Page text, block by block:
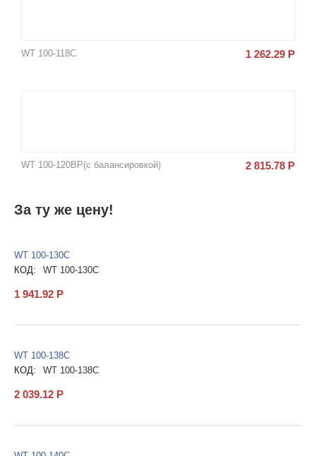
WT 100-118C 1 262.29 Р
WT 100-120BP(с балансировкой) 2 815.78 Р
За ту же цену!
WT 100-130C
КОД:
WT 100-130C
1 941.92 Р
WT 100-138C
КОД:
WT 100-138C
2 039.12 Р